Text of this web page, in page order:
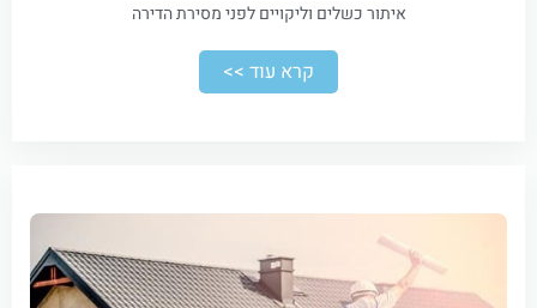
איתור כשלים וליקויים לפני מסירת הדירה
קרא עוד >>